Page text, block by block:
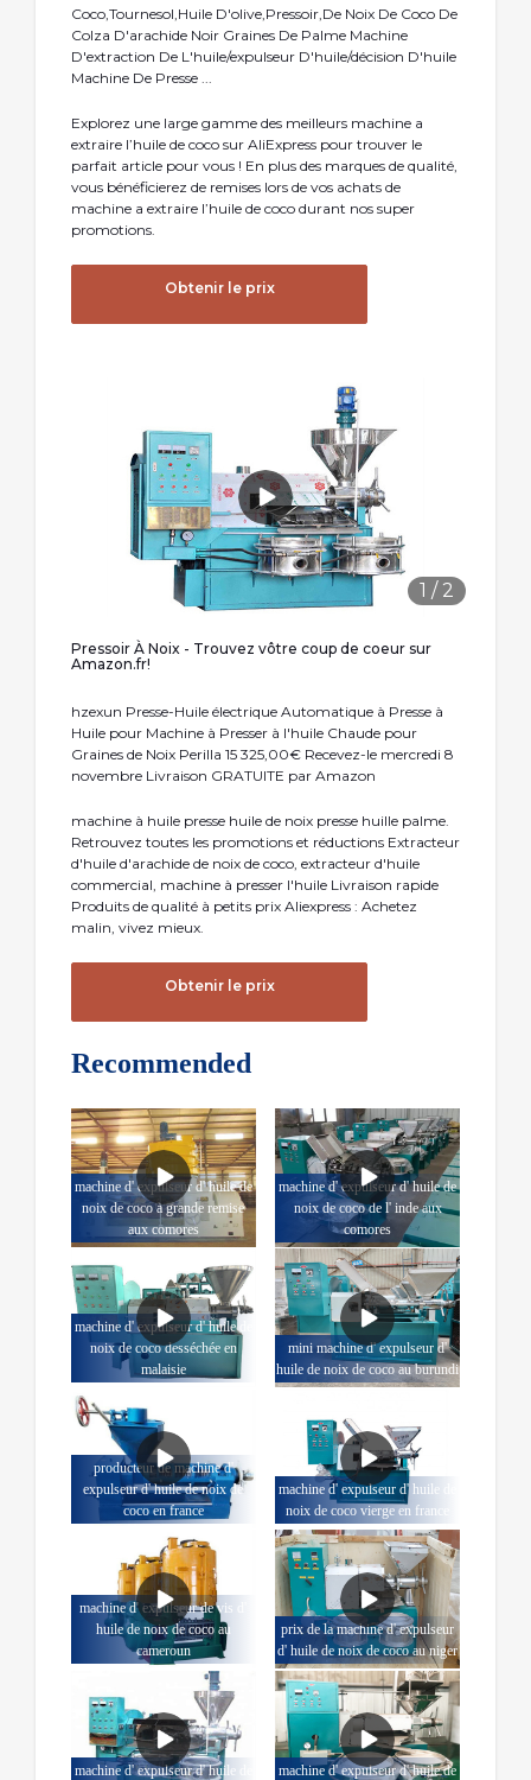
Coco,Tournesol,Huile D'olive,Pressoir,De Noix De Coco De
Colza D'arachide Noir Graines De Palme Machine
D'extraction De L'huile/expulseur D'huile/décision D'huile
Machine De Presse ...
Explorez une large gamme des meilleurs machine a
extraire l’huile de coco sur AliExpress pour trouver le
parfait article pour vous ! En plus des marques de qualité,
vous bénéficierez de remises lors de vos achats de
machine a extraire l’huile de coco durant nos super
promotions.
Obtenir le prix
1 / 2
Pressoir À Noix - Trouvez vôtre coup de coeur sur
Amazon.fr!
hzexun Presse-Huile électrique Automatique à Presse à
Huile pour Machine à Presser à l'huile Chaude pour
Graines de Noix Perilla 15 325,00€ Recevez-le mercredi 8
novembre Livraison GRATUITE par Amazon
machine à huile presse huile de noix presse huille palme.
Retrouvez toutes les promotions et réductions Extracteur
d'huile d'arachide de noix de coco, extracteur d'huile
commercial, machine à presser l'huile Livraison rapide
Produits de qualité à petits prix Aliexpress : Achetez
malin, vivez mieux.
Obtenir le prix
Recommended
machine d' expulseur d' huile de
noix de coco à grande remise
aux comores
machine d' expulseur d' huile de
noix de coco de l' inde aux
comores
machine d' expulseur d' huile de
noix de coco desséchée en
malaisie
mini machine d' expulseur d'
huile de noix de coco au burundi
producteur de machine d'
expulseur d' huile de noix de
coco en france
machine d' expulseur d' huile de
noix de coco vierge en france
machine d' expulseur de vis d'
huile de noix de coco au
cameroun
prix de la machine d' expulseur
d' huile de noix de coco au niger
machine d' expulseur d' huile de
machine d' expulseur d' huile de